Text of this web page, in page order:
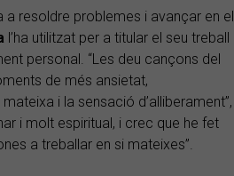
a resoldre problemes i avançar en el
l’ha utilitzat per a titular el seu treball
personal. “Les deu cançons del
de més ansietat,
i la sensació d’alliberament”,
i molt espiritual, i crec que he fet
a treballar en si mateixes”.